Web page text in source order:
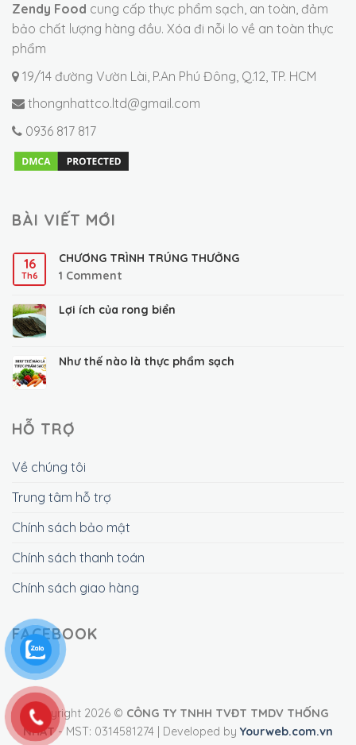
Zendy Food cung cấp thực phẩm sạch, an toàn, đảm
bảo chất lượng hàng đầu. Xóa đi nỗi lo về an toàn thực
phẩm
19/14 đường Vườn Lài, P.An Phú Đông, Q.12, TP. HCM
thongnhattco.ltd@gmail.com
0936 817 817
BÀI VIẾT MỚI
16
Th6
CHƯƠNG TRÌNH TRÚNG THƯỞNG
1 Comment
Lợi ích của rong biển
Như thế nào là thực phẩm sạch
HỖ TRỢ
Về chúng tôi
Trung tâm hỗ trợ
Chính sách bảo mật
Chính sách thanh toán
Chính sách giao hàng
FACEBOOK
Copyright 2026 © CÔNG TY TNHH TVĐT TMDV THỐNG
NHẤT- MST: 0314581274 | Developed byYourweb.com.vn